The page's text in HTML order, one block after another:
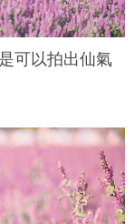
可以拍出仙氣